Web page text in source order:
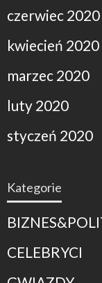
czerwiec 2020
kwiecień 2020
marzec 2020
luty 2020
styczeń 2020
Kategorie
CELEBRYCI